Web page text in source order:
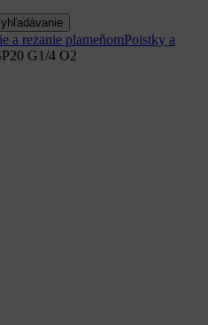
a rezanie plameňomPoistky a
G1/4 O2